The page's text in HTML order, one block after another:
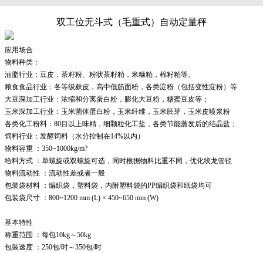
双工位无斗式（毛重式）自动定量秤
应用场合
物料种类：
油脂行业：豆皮，茶籽粉、粉状茶籽粕，米糠粕，棉籽粕等。
粮食食品行业：各等级麸皮，高中低筋面粉，各类淀粉（包括变性淀粉）等
大豆深加工行业：浓缩和分离蛋白粉，膨化大豆粉，糖蜜豆皮等；
玉米深加工行业：玉米菌体蛋白粉，玉米纤维，玉米胚芽，玉米皮喷浆粉
各类化工粉料：80目以上味精，细颗粒化工盐，各类节能蒸发后的结晶盐；
饲料行业：发酵饲料（水分控制在14%以内）
物料容重 ：350~1000kg/m?
给料方式 ：单螺旋或双螺旋可选，同时根据物料比重不同，优化绞龙管径
物料流动性 ：流动性差或者一般
包装袋材料 ：编织袋，塑料袋，内附塑料袋的PP编织袋和纸袋均可
包装袋尺寸 ：800~1200 mm (L) × 450~650 mm (W)
基本特性
称重范围
：每包10kg～50kg
包装速度 ：250包/时～350包/时